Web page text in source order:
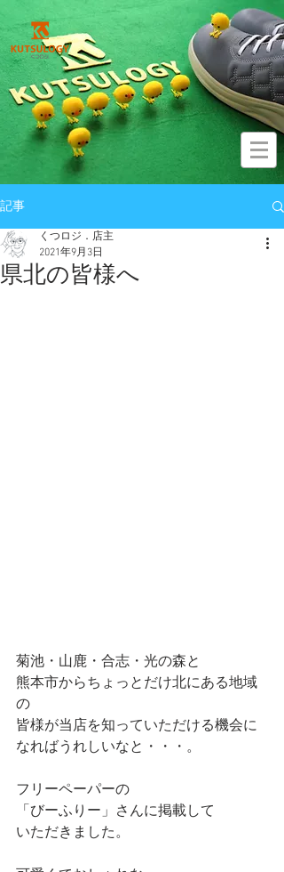
記事
県北の皆様へ
くつロジ．店主
2021年9月3日
菊池・山鹿・合志・光の森と
熊本市からちょっとだけ北にある地域
の
皆様が当店を知っていただける機会に
なればうれしいなと・・・。
フリーペーパーの
「びーふりー」さんに掲載して
いただきました。